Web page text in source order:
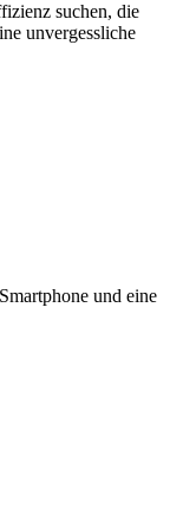
suchen, die
unvergessliche
und eine